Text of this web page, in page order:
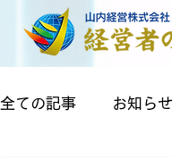
全ての記事 お知らせ